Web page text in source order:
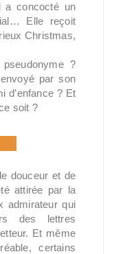
a concocté un
Elle reçoit
Christmas,
?
par son
d’enfance ? Et
soit ?
douceur et de
attirée par la
admirateur qui
des lettres
Et même
certains